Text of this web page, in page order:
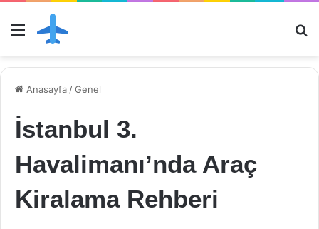
Menü
Anasayfa /Genel
İstanbul 3.
Havalimanı’nda Araç
Kiralama Rehberi